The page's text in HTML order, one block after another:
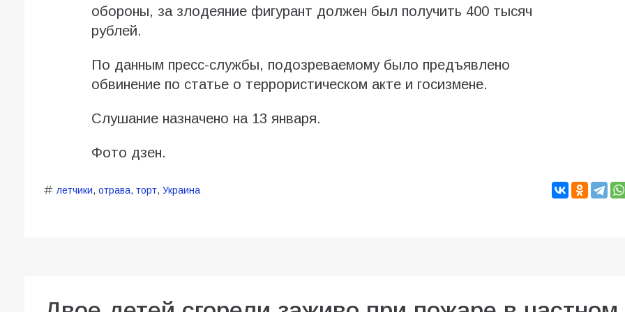
обороны, за злодеяние фигурант должен был получить 400 тысяч
рублей.
По данным пресс-службы, подозреваемому было предъявлено
обвинение по статье о террористическом акте и госизмене.
Слушание назначено на 13 января.
Фото дзен.
летчики, отрава, торт, Украина